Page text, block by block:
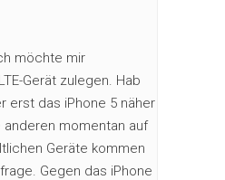
möchte mir
Gerät zulegen. Hab
erst das iPhone 5 näher
anderen momentan auf
Geräte kommen
Gegen das iPhone